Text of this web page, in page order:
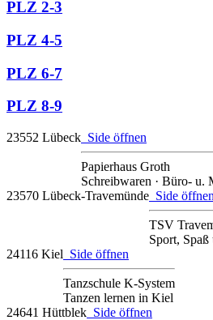
PLZ 2-3
PLZ 4-5
PLZ 6-7
PLZ 8-9
23552 Lübeck Side öffnen
Papierhaus Groth
Schreibwaren · Büro- u.
23570 Lübeck-Travemünde Side öffnen
TSV
Sport,
24116 Kiel Side öffnen
Tanzschule K-System
Tanzen lernen in Kiel
24641 Hüttblek Side öffnen